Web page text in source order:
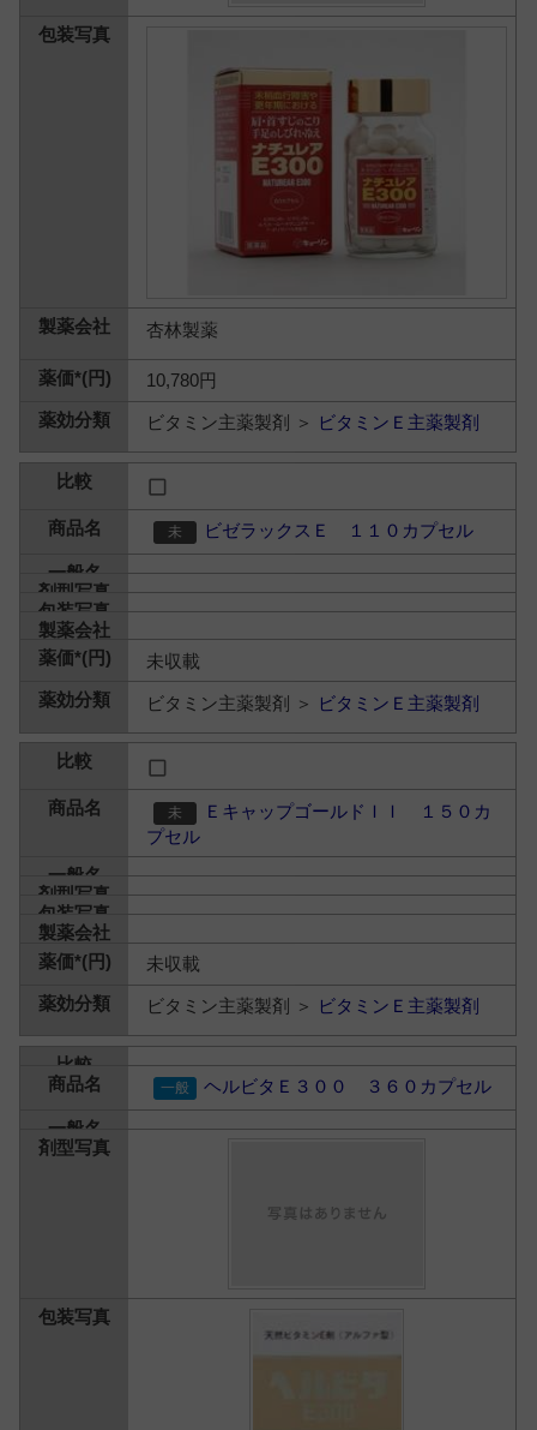
杏林製薬
10,780円
ビタミン主薬製剤 ＞ ビタミンＥ主薬製剤
ビゼラックスＥ １１０カプセル
未収載
ビタミン主薬製剤 ＞ ビタミンＥ主薬製剤
ＥキャップゴールドＩＩ １５０カ
プセル
未収載
ビタミン主薬製剤 ＞ ビタミンＥ主薬製剤
ヘルビタＥ３００ ３６０カプセル